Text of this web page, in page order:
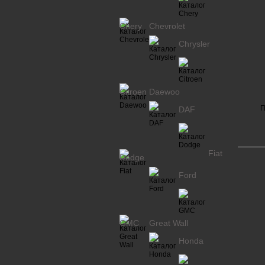
Chery
Chevrolet
Chrysler
Citroen Daewoo
DAF
Dodge Fiat
Ford
GMC
Great Wall
Honda